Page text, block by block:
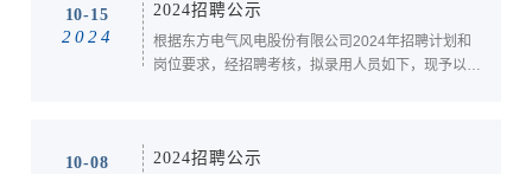
dffdjw@dongfang.com。序号姓名学历毕业学校专
业1邱文杰本科圣彼得堡国立交通大学电力工程与...
10-15
2024
2024招聘公示
根据东方电气风电股份有限公司2024年招聘计划和
岗位要求，经招聘考核，拟录用人员如下，现予以公
dffdjw@dongfang.com。序号姓名学历毕业学校专
10-08 2024招聘公示